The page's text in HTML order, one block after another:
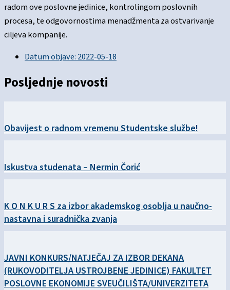
radom ove poslovne jedinice, kontrolingom poslovnih
procesa, te odgovornostima menadžmenta za ostvarivanje
ciljeva kompanije.
Datum objave:2022-05-18
Posljednje novosti
Obavijest o radnom vremenu Studentske službe!
Iskustva studenata – Nermin Čorić
K O N K U R S za izbor akademskog osoblja u naučno-
nastavna i suradnička zvanja
JAVNI KONKURS/NATJEČAJ ZA IZBOR DEKANA
(RUKOVODITELJA USTROJBENE JEDINICE) FAKULTET
POSLOVNE EKONOMIJE SVEUČILIŠTA/UNIVERZITETA